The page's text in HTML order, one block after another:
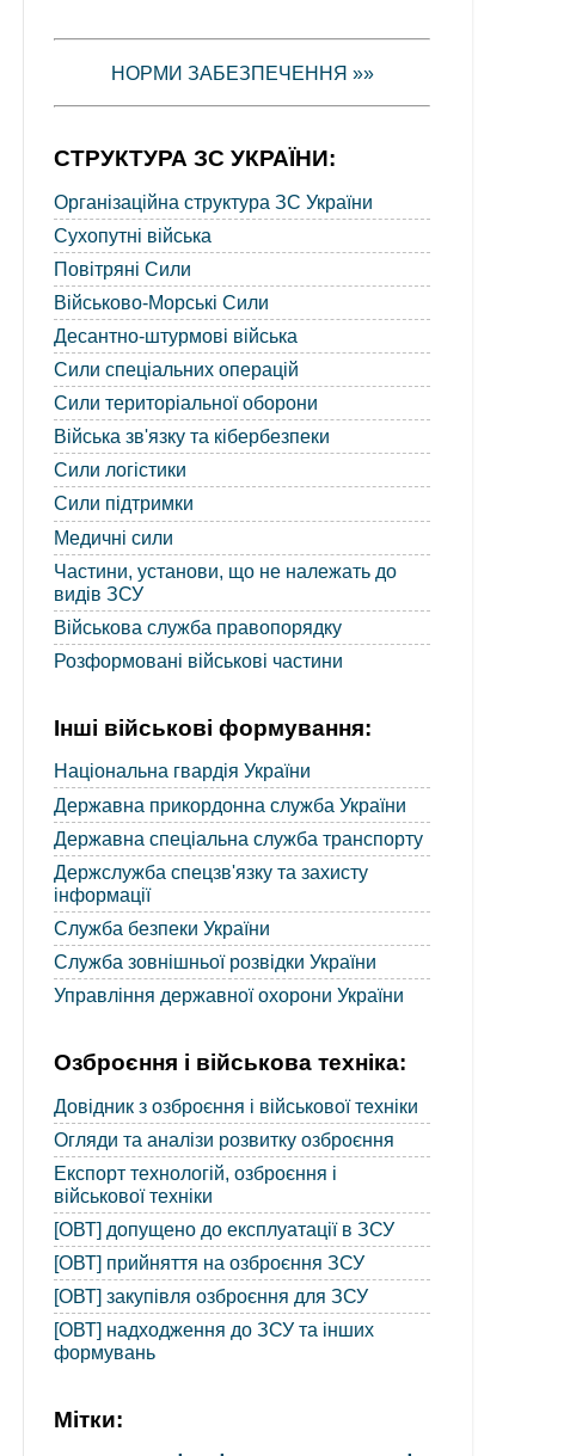
НОРМИ ЗАБЕЗПЕЧЕННЯ »»
СТРУКТУРА ЗС УКРАЇНИ:
Організаційна структура ЗС України
Сухопутні війська
Повітряні Сили
Військово-Морські Сили
Десантно-штурмові війська
Сили спеціальних операцій
Сили територіальної оборони
Війська зв'язку та кібербезпеки
Сили логістики
Сили підтримки
Медичні сили
Частини, установи, що не належать до
видів ЗСУ
Військова служба правопорядку
Розформовані військові частини
Інші військові формування:
Національна гвардія України
Державна прикордонна служба України
Державна спеціальна служба транспорту
Держслужба спецзв'язку та захисту
інформації
Служба безпеки України
Служба зовнішньої розвідки України
Управління державної охорони України
Озброєння і військова техніка:
Довідник з озброєння і військової техніки
Огляди та аналізи розвитку озброєння
Експорт технологій, озброєння і
військової техніки
[ОВТ] допущено до експлуатації в ЗСУ
[ОВТ] прийняття на озброєння ЗСУ
[ОВТ] закупівля озброєння для ЗСУ
[ОВТ] надходження до ЗСУ та інших
формувань
Мітки: